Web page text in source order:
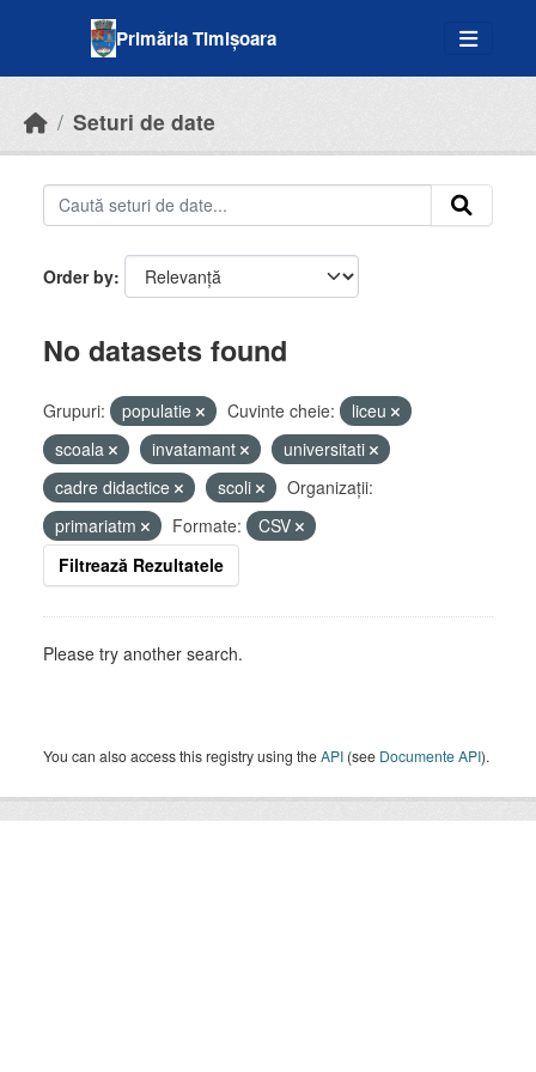
Primăria Timișoara
Seturi de date
Order by
No datasets found
Grupuri: populatie Cuvinte cheie:
liceu
scoala
invatamant
universitati
cadre didactice
scoli
Organizații:
primariatm
Formate:
CSV
Filtrează Rezultatele
Please try another search.
You can also access this registry using theAPI (see Documente API).